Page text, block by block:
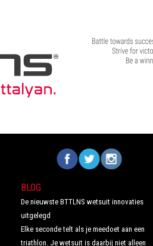
Volg ons op Facebook
Volg ons opVolg ons
BLOG
De nieuwste BTTLNS wetsuit innovaties
uitgelegd
Elke seconde telt als je meedoet aan een
triathlon. Je wetsuit is daarbij niet alleen